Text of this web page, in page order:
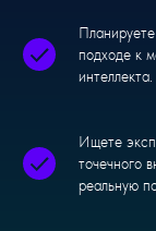
подходе к
интеллекта.
Ищете
точечного
реальную